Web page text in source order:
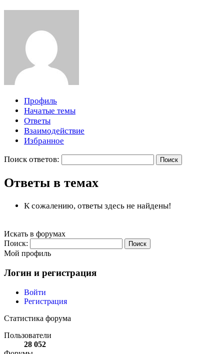
Профиль
Начатые темы
Ответы
Взаимодействие
Избранное
Поиск ответов:
Ответы в темах
К сожалению, ответы здесь не найдены!
Искать в форумах
Поиск:
Мой профиль
Логин и регистрация
Войти
Регистрация
Статистика форума
Пользователи
28 052